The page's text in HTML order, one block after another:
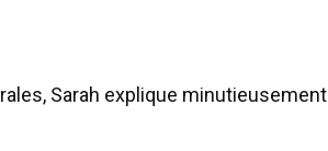
, Sarah explique minutieusement